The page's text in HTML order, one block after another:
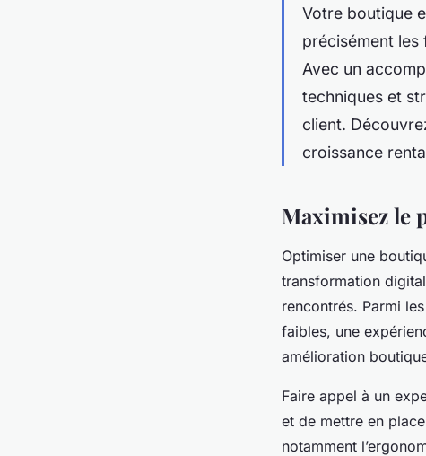
Votre boutique
précisément
Avec un
techniques et
client.
croissance
Maximisez le
Optimiser une
transformation
rencontrés. Parmi
faibles, une
amélioration
Faire appel à un
et de mettre en
notamment